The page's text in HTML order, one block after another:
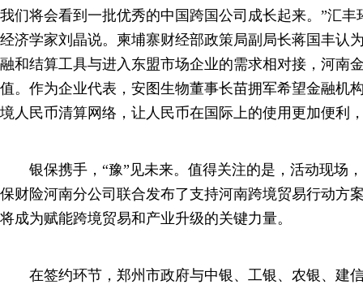
我们将会看到一批优秀的中国跨国公司成长起来。”汇
经济学家刘晶说。柬埔寨财经部政策局副局长蒋国丰认
融和结算工具与进入东盟市场企业的需求相对接，河南
值。作为企业代表，安图生物董事长苗拥军希望金融机
境人民币清算网络，让人民币在国际上的使用更加便利
银保携手，“豫”见未来。值得关注的是，活动现场
保财险河南分公司联合发布了支持河南跨境贸易行动方
将成为赋能跨境贸易和产业升级的关键力量。
在签约环节，郑州市政府与中银、工银、农银、建